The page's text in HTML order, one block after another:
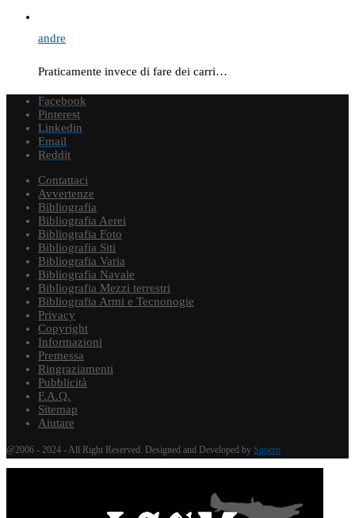
andre
Praticamente invece di fare dei carri…
Facebook
Pinterest
Linkedin
Email
Reddit
Contattaci
Avvertenze
Bibliografia
Bibliografia Aerei
Bibliografia Foto
Bibliografia Siti
Bibliografia Varia
Bibliografia Navale
Bibliografia Mezzi terrestri
Bibliografia Armi e Tecnonogie
Privacy
Copyright
Informazioni
Premessa
Ringraziamenti
Pubblicità
F.A.Q.
Sitemap
Aiutare
@2006 - 2024 - All Right Reserved. Designed and Developed by Supero